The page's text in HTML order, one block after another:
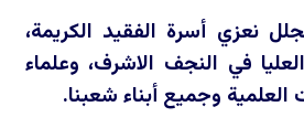
نعزي أسرة الفقيد الكريمة،
في النجف الاشرف، وعلماء
العلمية وجميع أبناء شعبنا.